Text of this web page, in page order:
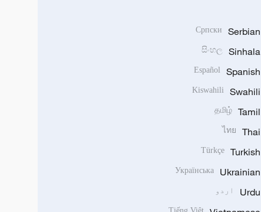
Serbian
Српски
Sinhala
සිංහල
Spanish
Español
Swahili
Kiswahili
Tamil
தமிழ்
Thai
ไทย
Turkish
Türkçe
Ukrainian
Українська
Urdu اردو